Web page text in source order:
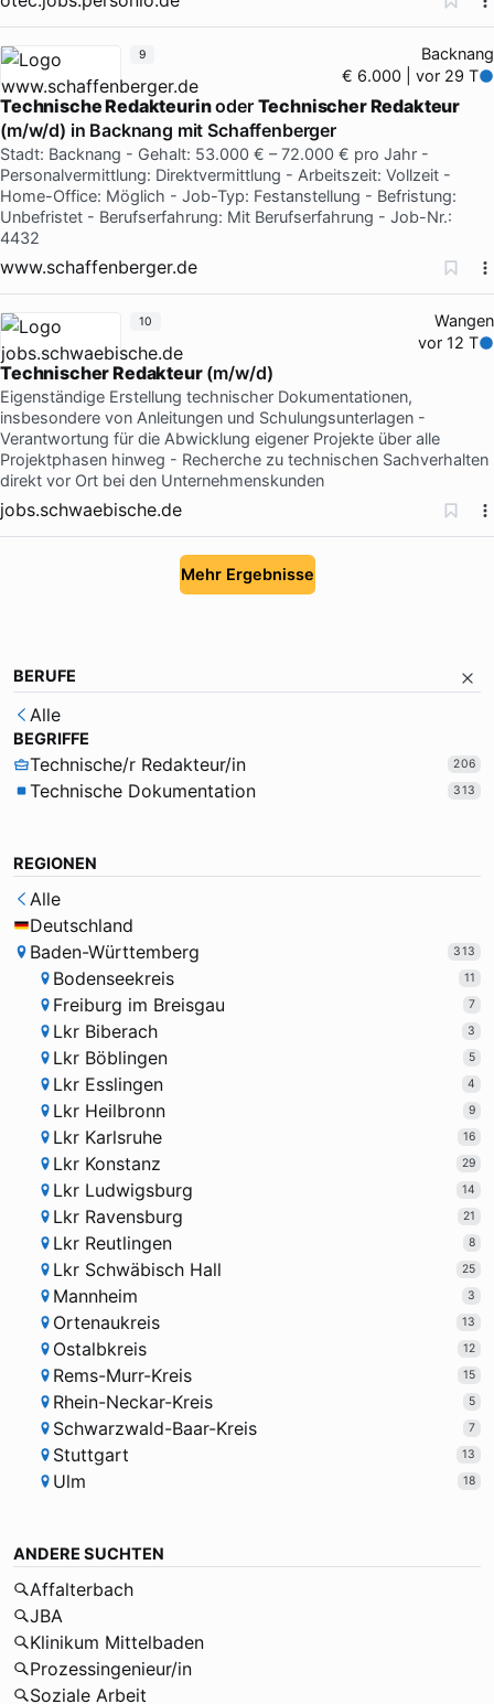
Backnang
€ 6.000 | vor 29 T
Technische Redakteurinoder Technischer Redakteur
(m/w/d) in Backnang mit Schaffenberger
Stadt: Backnang - Gehalt: 53.000 € – 72.000 € pro Jahr -
Personalvermittlung: Direktvermittlung - Arbeitszeit: Vollzeit -
Home-Office: Möglich - Job-Typ: Festanstellung - Befristung:
Unbefristet - Berufserfahrung: Mit Berufserfahrung - Job-Nr.:
4432
www.schaffenberger.de
9
Wangen
vor 12 T
Technischer Redakteur(m/w/d)
Eigenständige Erstellung technischer Dokumentationen,
insbesondere von Anleitungen und Schulungsunterlagen -
Verantwortung für die Abwicklung eigener Projekte über alle
Projektphasen hinweg - Recherche zu technischen Sachverhalten
direkt vor Ort bei den Unternehmenskunden
jobs.schwaebische.de
10
Mehr Ergebnisse
BERUFE
Alle
BEGRIFFE
Technische/r Redakteur/in 206
Technische Dokumentation 313
REGIONEN
Alle
Deutschland
Baden-Württemberg
313
Bodenseekreis 11
Freiburg im Breisgau 7
Lkr Biberach 3
Lkr Böblingen 5
Lkr Esslingen 4
Lkr Heilbronn 9
Lkr Karlsruhe 16
Lkr Konstanz 29
Lkr Ludwigsburg 14
Lkr Ravensburg 21
Lkr Reutlingen 8
Lkr Schwäbisch Hall 25
Mannheim 3
Ortenaukreis 13
Ostalbkreis 12
Rems-Murr-Kreis 15
Rhein-Neckar-Kreis 5
Schwarzwald-Baar-Kreis 7
Stuttgart 13
Ulm 18
ANDERE SUCHTEN
Affalterbach
JBA
Klinikum Mittelbaden
Prozessingenieur/in
Soziale Arbeit